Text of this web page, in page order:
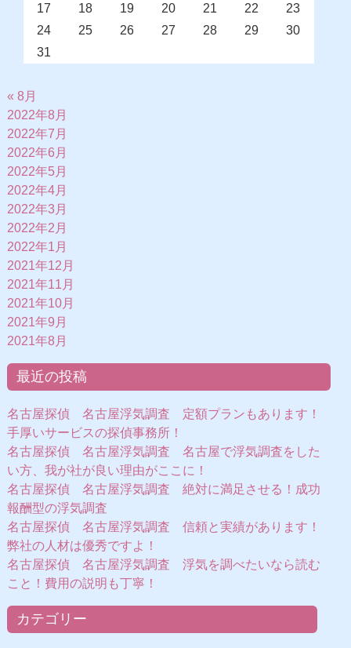
17
18 19 20 21 22
23
24
25 26 27 28 29
30
31
« 8月
2022年8月
2022年7月
2022年6月
2022年5月
2022年4月
2022年3月
2022年2月
2022年1月
2021年12月
2021年11月
2021年10月
2021年9月
2021年8月
最近の投稿
名古屋探偵 名古屋浮気調査 定額プランもあります！
手厚いサービスの探偵事務所！
名古屋探偵 名古屋浮気調査 名古屋で浮気調査をした
い方、我が社が良い理由がここに！
名古屋探偵 名古屋浮気調査 絶対に満足させる！成功
報酬型の浮気調査
名古屋探偵 名古屋浮気調査 信頼と実績があります！
弊社の人材は優秀ですよ！
名古屋探偵 名古屋浮気調査 浮気を調べたいなら読む
こと！費用の説明も丁寧！
カテゴリー